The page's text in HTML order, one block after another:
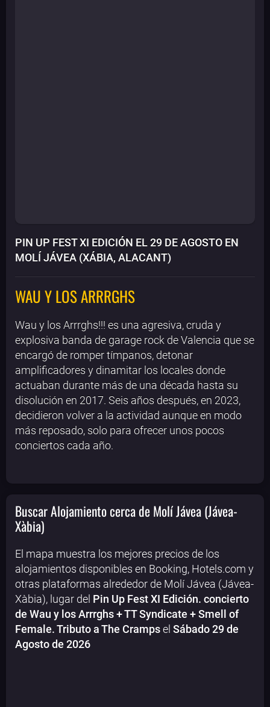
PIN UP FEST XI EDICIÓN EL 29 DE AGOSTO EN
MOLÍ JÁVEA (XÁBIA, ALACANT)
WAU Y LOS ARRRGHS
Wau y los Arrrghs!!! es una agresiva, cruda y
explosiva banda de garage rock de Valencia que se
encargó de romper tímpanos, detonar
amplificadores y dinamitar los locales donde
actuaban durante más de una década hasta su
disolución en 2017. Seis años después, en 2023,
decidieron volver a la actividad aunque en modo
más reposado, solo para ofrecer unos pocos
conciertos cada año.
Buscar Alojamiento cerca de Molí Jávea (Jávea-
Xàbia)
El mapa muestra los mejores precios de los
alojamientos disponibles en Booking, Hotels.com y
otras plataformas alrededor de Molí Jávea (Jávea-
Xàbia), lugar del Pin Up Fest XI Edición. concierto
de Wau y los Arrrghs + TT Syndicate + Smell of
Female. Tributo a The Crampsel Sábado 29 de
Agosto de 2026